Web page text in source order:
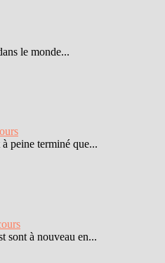
le monde...
peine terminé que...
sont à nouveau en...